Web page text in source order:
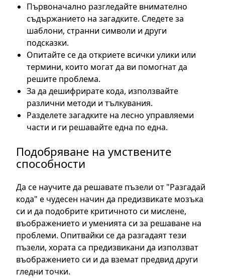
Първоначално разгледайте внимателно
съдържанието на загадките. Следете за
шаблони, странни символи и други
подсказки.
Опитайте се да откриете всички улики или
термини, които могат да ви помогнат да
решите проблема.
За да дешифрирате кода, използвайте
различни методи и тълкувания.
Разделете загадките на лесно управляеми
части и ги решавайте една по една.
Подобряване на умствените
способности
Да се научите да решавате пъзели от "Разгадай
кода" е чудесен начин да предизвикате мозъка
си и да подобрите критичното си мислене,
въображението и уменията си за решаване на
проблеми. Опитвайки се да разгадаят тези
пъзели, хората са предизвикани да използват
въображението си и да вземат предвид други
гледни точки.